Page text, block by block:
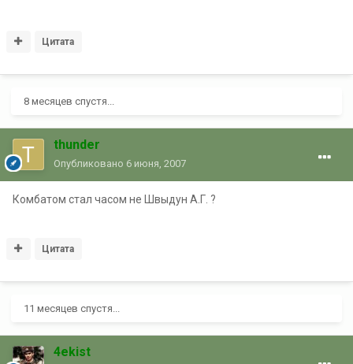
Цитата
8 месяцев спустя...
thunder
Опубликовано 6 июня, 2007
Комбатом стал часом не Швыдун А.Г. ?
Цитата
11 месяцев спустя...
4ekist